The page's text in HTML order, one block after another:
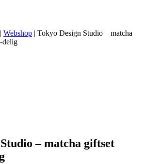
| Webshop | Tokyo Design Studio – matcha
delig
– matcha giftset